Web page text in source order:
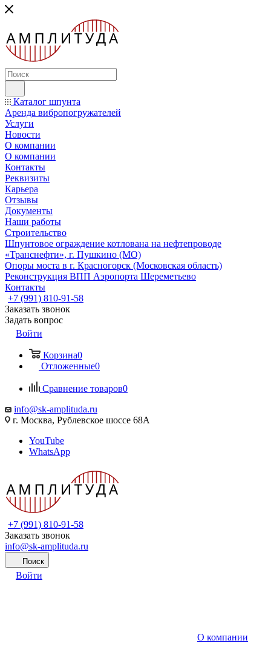
Каталог шпунта
Аренда вибропогружателей
Услуги
Новости
О компании
О компании
Контакты
Реквизиты
Карьера
Отзывы
Документы
Наши работы
Строительство
Шпунтовое ограждение котлована на нефтепроводе
«Транснефти», г. Пушкино (МО)
Опоры моста в г. Красногорск (Московская область)
Реконструкция ВПП Аэропорта Шереметьево
Контакты
+7 (991) 810-91-58
Заказать звонок
Задать вопрос
Войти
Корзина0
Отложенные0
Сравнение товаров0
info@sk-amplituda.ru
г. Москва, Рублевское шоссе 68А
YouTube
WhatsApp
+7 (991) 810-91-58
Заказать звонок
info@sk-amplituda.ru
Поиск
Войти
О компании